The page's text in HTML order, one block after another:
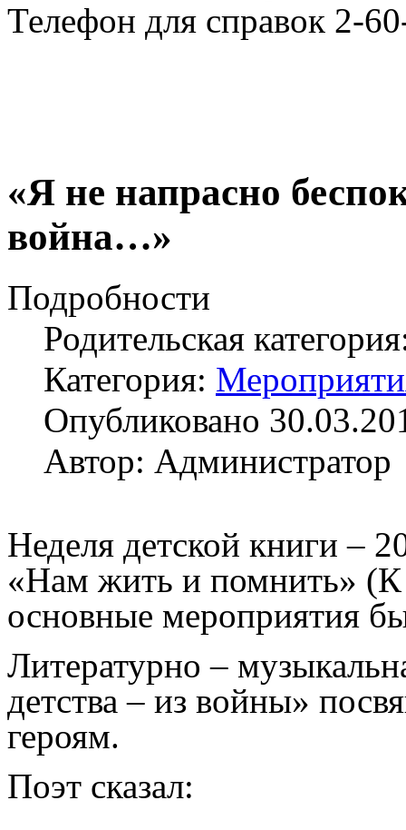
Телефон для справок 2-
«Я не напрасно
война…»
Подробности
Родительская
Категория:
Опубликовано
Автор: Администратор
Неделя детской книги –
«Нам жить и помнить»
основные мероприятия
Литературно –
детства – из войны»
героям.
Поэт сказал: